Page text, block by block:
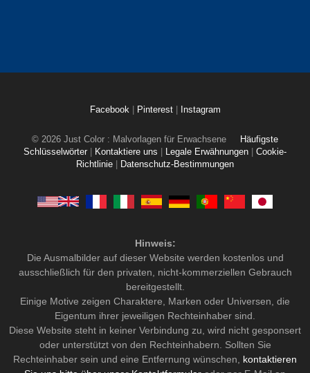
Facebook Pinterest Instagram
© 2026 Just Color : Malvorlagen für Erwachsene
Häufigste
Schlüsselwörter
Kontaktiere uns Legale Erwähnungen
Cookie-
Richtlinie
Datenschutz-Bestimmungen
Hinweis:
Die Ausmalbilder auf dieser Website werden kostenlos und
ausschließlich für den privaten, nicht-kommerziellen Gebrauch
bereitgestellt.
Einige Motive zeigen Charaktere, Marken oder Universen, die
Eigentum ihrer jeweiligen Rechteinhaber sind.
Diese Website steht in keiner Verbindung zu, wird nicht gesponsert
oder unterstützt von den Rechteinhabern. Sollten Sie
Rechteinhaber sein und eine Entfernung wünschen, kontaktieren